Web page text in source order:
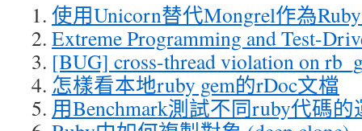
使用Unicorn替代Mongrel作為
Extreme Programming and Test-
[BUG] cross-thread violation on
怎樣看本地ruby gem的rDoc文檔
用Benchmark測試不同ruby代碼